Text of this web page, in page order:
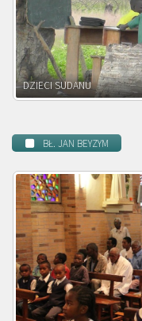
DZIECI ZAMBII
BŁ. JAN BEYZYM